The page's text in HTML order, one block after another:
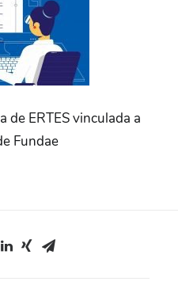
FUNDAE
1 HR.
de ERTES vinculada a
Fundae